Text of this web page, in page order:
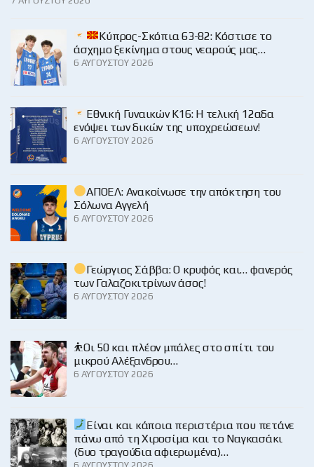
Κύπρος-Σκόπια 63-82: Κόστισε το
άσχημο ξεκίνημα στους νεαρούς μας…
6 ΑΥΓΟΎΣΤΟΥ 2026
Εθνική Γυναικών Κ16: Η τελική 12αδα
ενόψει των δικών της υποχρεώσεων!
6 ΑΥΓΟΎΣΤΟΥ 2026
ΑΠΟΕΛ: Ανακοίνωσε την απόκτηση του
Σόλωνα Αγγελή
6 ΑΥΓΟΎΣΤΟΥ 2026
Γεώργιος Σάββα: Ο κρυφός και… φανερός
των Γαλαζοκιτρίνων άσος!
6 ΑΥΓΟΎΣΤΟΥ 2026
⛹️Οι 50 και πλέον μπάλες στο σπίτι του
μικρού Αλέξανδρου…
6 ΑΥΓΟΎΣΤΟΥ 2026
Είναι και κάποια περιστέρια που πετάνε
πάνω από τη Χιροσίμα και το Ναγκασάκι
(δυο τραγούδια αφιερωμένα)…